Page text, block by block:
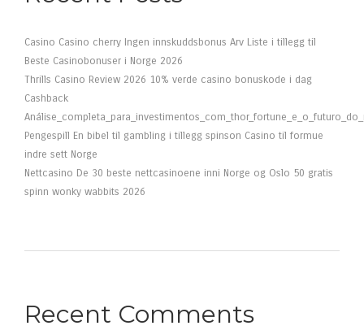
Casino Casino cherry Ingen innskuddsbonus Arv Liste i tillegg til
Beste Casinobonuser i Norge 2026
Thrills Casino Review 2026 10% verde casino bonuskode i dag
Cashback
Pengespill En bibel til gambling i tillegg spinson Casino til formue
indre sett Norge
Nettcasino De 30 beste nettcasinoene inni Norge og Oslo 50 gratis
spinn wonky wabbits 2026
Recent Comments